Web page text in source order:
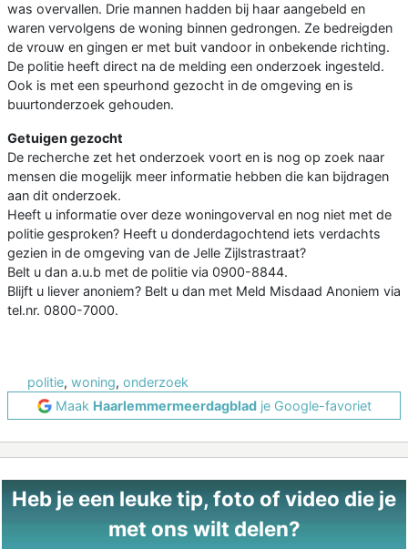
was overvallen. Drie mannen hadden bij haar aangebeld en
waren vervolgens de woning binnen gedrongen. Ze bedreigden
de vrouw en gingen er met buit vandoor in onbekende richting.
De politie heeft direct na de melding een onderzoek ingesteld.
Ook is met een speurhond gezocht in de omgeving en is
buurtonderzoek gehouden.
Getuigen gezocht
De recherche zet het onderzoek voort en is nog op zoek naar
mensen die mogelijk meer informatie hebben die kan bijdragen
aan dit onderzoek.
Heeft u informatie over deze woningoverval en nog niet met de
politie gesproken? Heeft u donderdagochtend iets verdachts
gezien in de omgeving van de Jelle Zijlstrastraat?
Belt u dan a.u.b met de politie via 0900-8844.
Blijft u liever anoniem? Belt u dan met Meld Misdaad Anoniem via
tel.nr. 0800-7000.
politie, woning, onderzoek
Maak Haarlemmermeerdagbladje Google-favoriet
Heb je een leuke tip, foto of video die je
met ons wilt delen?